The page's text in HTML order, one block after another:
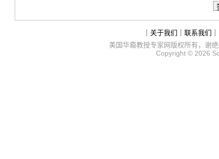
关于我们 联系我们
美国华裔教授专家网版权所有，谢
Copyright © 2026